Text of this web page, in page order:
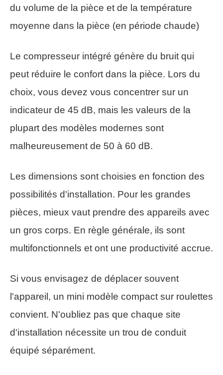
du volume de la pièce et de la température
moyenne dans la pièce (en période chaude)
Le compresseur intégré génère du bruit qui
peut réduire le confort dans la pièce. Lors du
choix, vous devez vous concentrer sur un
indicateur de 45 dB, mais les valeurs de la
plupart des modèles modernes sont
malheureusement de 50 à 60 dB.
Les dimensions sont choisies en fonction des
possibilités d'installation. Pour les grandes
pièces, mieux vaut prendre des appareils avec
un gros corps. En règle générale, ils sont
multifonctionnels et ont une productivité accrue.
Si vous envisagez de déplacer souvent
l'appareil, un mini modèle compact sur roulettes
convient. N'oubliez pas que chaque site
d'installation nécessite un trou de conduit
équipé séparément.